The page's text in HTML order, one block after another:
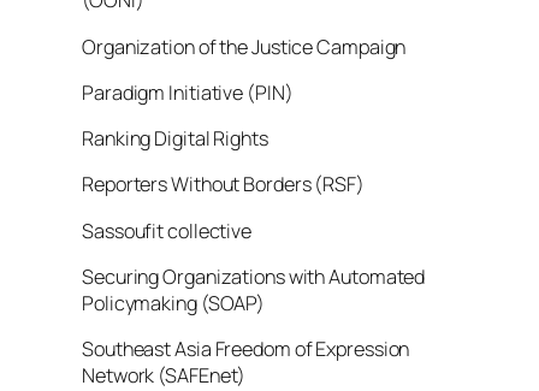
Organization of the Justice Campaign
Paradigm Initiative (PIN)
Ranking Digital Rights
Reporters Without Borders (RSF)
Sassoufit collective
Securing Organizations with Automated
Policymaking (SOAP)
Southeast Asia Freedom of Expression
Network (SAFEnet)